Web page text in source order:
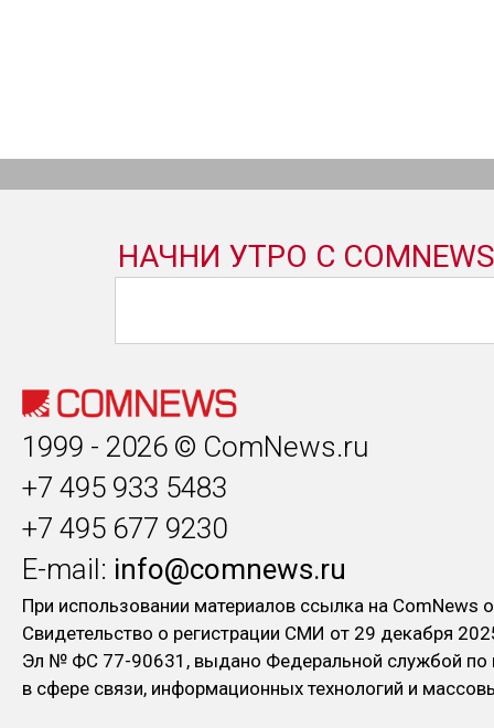
1999 - 2026 © ComNews.ru
+7 495 933 5483
+7 495 677 9230
E-mail: info@comnews.ru
При использовании материалов ссылка на ComNews
Свидетельство о регистрации СМИ от 29 декабря
Эл № ФC 77-90631, выдано Федеральной службой по
в сфере связи, информационных технологий и